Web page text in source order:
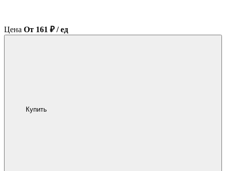
Цена От 161 ₽ / ед
Купить